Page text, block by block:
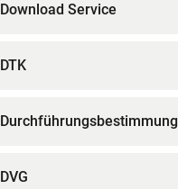
Download Service
DTK
Durchführungsbestimmung
DVG